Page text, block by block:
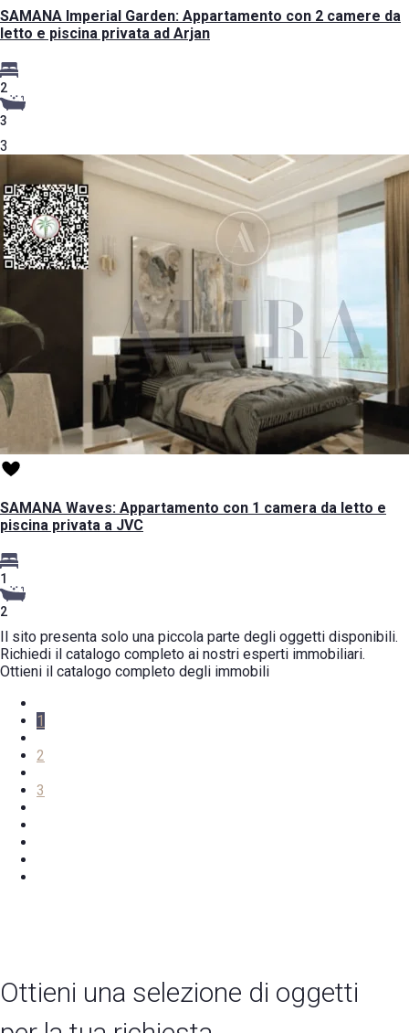
SAMANA Imperial Garden: Appartamento con 2 camere da
letto e piscina privata ad Arjan
2
3
3
SAMANA Waves: Appartamento con 1 camera da letto e
piscina privata a JVC
1
2
Il sito presenta solo una piccola parte degli oggetti disponibili.
Richiedi il catalogo completo ai nostri esperti immobiliari.
Ottieni il catalogo completo degli immobili
1
2
3
Ottieni una selezione di oggetti